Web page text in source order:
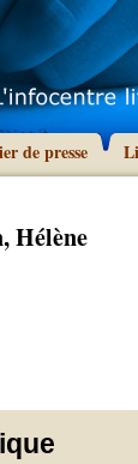
de presse
Hélène